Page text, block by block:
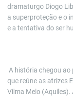
dramaturgo Diogo
a superproteção e o
e a tentativa do ser
A história chegou ao
que reúne as atrizes
Vilma Melo